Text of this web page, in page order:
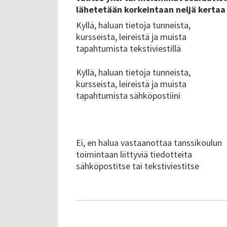
lähetetään korkeintaan neljä kertaa
Kyllä, haluan tietoja tunneista,
kursseista, leireistä ja muista
tapahtumista tekstiviestillä
Kyllä, haluan tietoja tunneista,
kursseista, leireistä ja muista
tapahtumista sähköpostiini
Ei, en halua vastaanottaa tanssikoulun
toimintaan liittyviä tiedotteita
sähköpostitse tai tekstiviestitse